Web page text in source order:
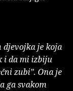
je koja
i da mi izbiju
zubi”. Ona je
ga svakom